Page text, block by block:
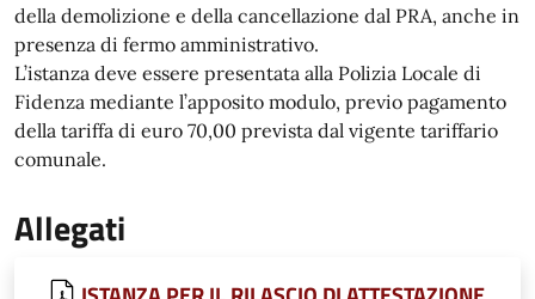
della demolizione e della cancellazione dal PRA, anche in
presenza di fermo amministrativo.
L’istanza deve essere presentata alla Polizia Locale di
Fidenza mediante l’apposito modulo, previo pagamento
della tariffa di euro 70,00 prevista dal vigente tariffario
comunale.
Allegati